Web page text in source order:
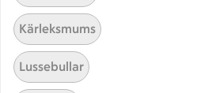
Juice
Kärleksmums
Lussebullar